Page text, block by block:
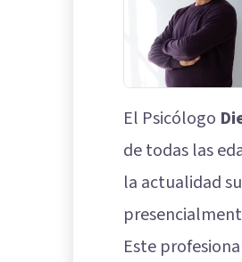
El Psicólogo
de todas las
la actualidad
Este